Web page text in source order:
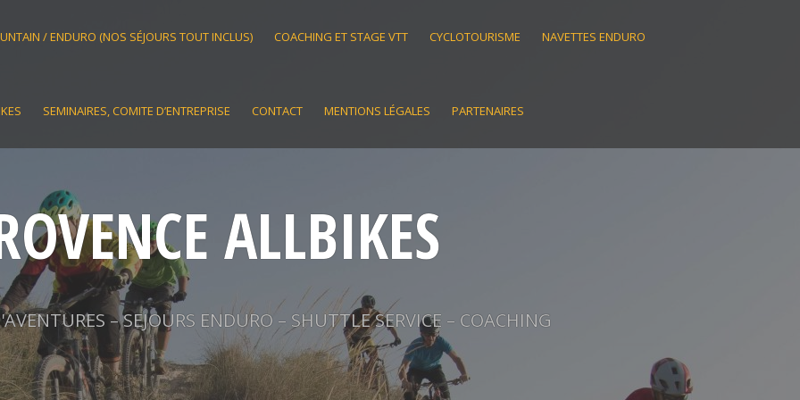
/ ENDURO (NOS SÉJOURS TOUT INCLUS) COACHING ET STAGE VTT CYCLOTOURISME NAVETTES ENDURO
SEMINAIRES, COMITE D’ENTREPRISE CONTACT MENTIONS LÉGALES PARTENAIRES
ALLBIKES
– SEJOURS ENDURO – SHUTTLE SERVICE – COACHING